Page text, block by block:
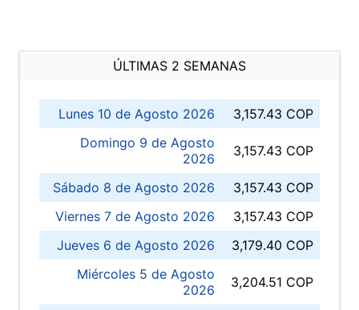
ÚLTIMAS 2 SEMANAS
Lunes 10 de Agosto 2026
3,157.43 COP
Domingo 9 de Agosto
2026
3,157.43 COP
Sábado 8 de Agosto 2026
3,157.43 COP
Viernes 7 de Agosto 2026
3,157.43 COP
Jueves 6 de Agosto 2026
3,179.40 COP
Miércoles 5 de Agosto
2026
3,204.51 COP